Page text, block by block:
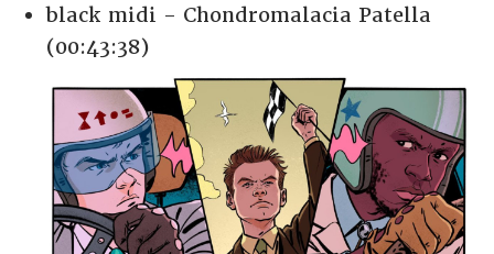
black midi - Chondromalacia Patella
(00:43:38)